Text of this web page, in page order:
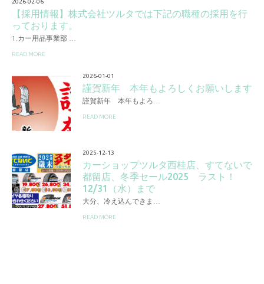
2026-02-06
【採用情報】株式会社ツルタでは下記の職種の採用を行
っております。
1.カー用品事業部 …
READ MORE
2026-01-01
謹賀新年 本年もよろしくお願いします
謹賀新年 本年もよろ…
READ MORE
2025-12-13
カーショップツルタ西桂店、すてないで
都留店、冬季セール2025 ラスト！
12/31（水）まで
大分、冷え込んできま…
READ MORE